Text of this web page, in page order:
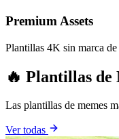
Premium Assets
Plantillas 4K sin marca de
🔥 Plantillas de
Las plantillas de memes
Ver todas